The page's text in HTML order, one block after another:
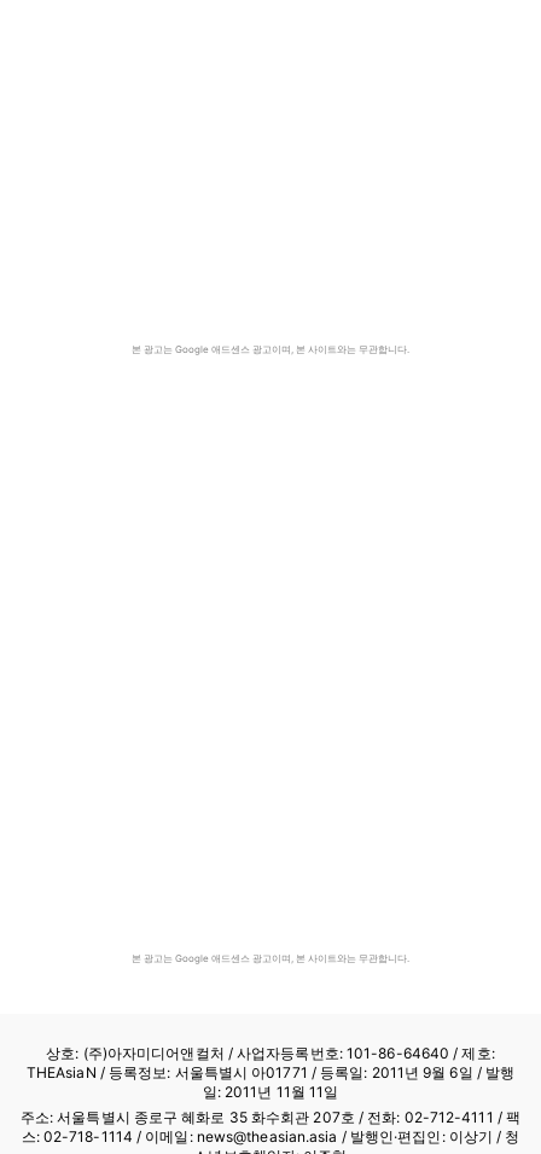
본 광고는 Google 애드센스 광고이며, 본 사이트와는 무관합니다.
본 광고는 Google 애드센스 광고이며, 본 사이트와는 무관합니다.
상호: (주)아자미디어앤컬처 /사업자등록번호: 101-86-64640 / 제호:
THEAsiaN / 등록정보: 서울특별시 아01771 / 등록일: 2011년 9월 6일 / 발행
일: 2011년 11월 11일
주소: 서울특별시 종로구 혜화로 35 화수회관 207호 / 전화: 02-712-4111 / 팩
스: 02-718-1114 / 이메일: news@theasian.asia / 발행인·편집인: 이상기 / 청